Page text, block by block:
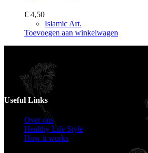
€ 4,50
Islamic Art.
Toevoegen aan winkelwagen
Voor catering opgeven 30 dagen van te voren.
Useful Links
Over ons
Healthy Life Style
How it works